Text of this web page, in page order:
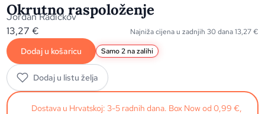
Okrutno raspoloženje
Jordan Radičkov
13,27€ Najniža cijena u zadnjih 30 dana13,27€
Dodaj u košaricu Samo 2 na zalihi
Dodaj u listu želja
Dostava u Hrvatskoj: 3-5 radnih dana. Box Now od 0,99 €,